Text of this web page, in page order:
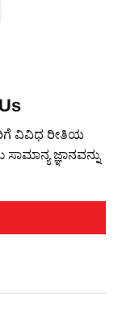
ವಿವಿಧ ರೀತಿಯ
ಜ್ಞಾನವನ್ನು